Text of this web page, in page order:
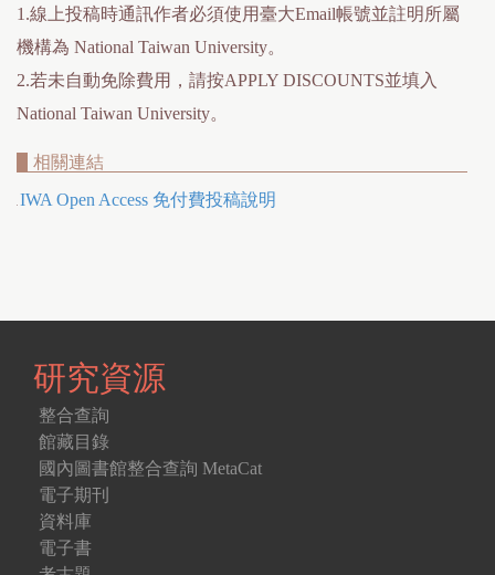
1.線上投稿時通訊作者必須使用臺大Email帳號並註明所屬
機構為 National Taiwan University。
2.若未自動免除費用，請按APPLY DISCOUNTS並填入
National Taiwan University。
相關連結
IWA Open Access 免付費投稿說明
研究資源
整合查詢
館藏目錄
國內圖書館整合查詢 MetaCat
電子期刊
資料庫
電子書